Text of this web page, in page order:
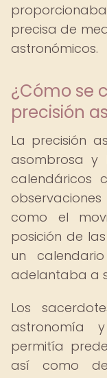
precisa de
astronómicos.
¿Cómo se
precisión
La precisión
asombrosa y
calendáricos
como el
posición de
un
adelantaba a
Los
astronomía
permitía
así como